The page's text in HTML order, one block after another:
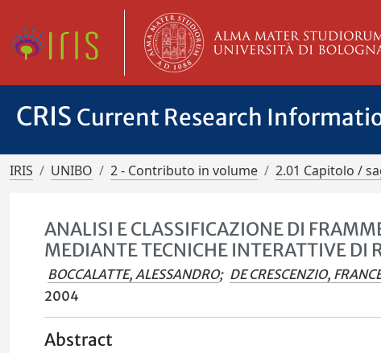
CRIS Current Research
IRIS UNIBO 2 - Contributo in volume 2.01 Capitolo /
ANALISI E CLASSIFICAZIONE DI
MEDIANTE TECNICHE INTERATTIVE DI
BOCCALATTE, ALESSANDRO; DE CRESCENZIO,
2004
Abstract